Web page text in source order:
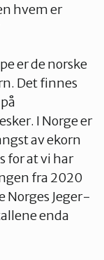
hvem er
er de norske
Det finnes
I Norge er
av ekorn
for at vi har
fra 2020
Norges Jeger-
enda